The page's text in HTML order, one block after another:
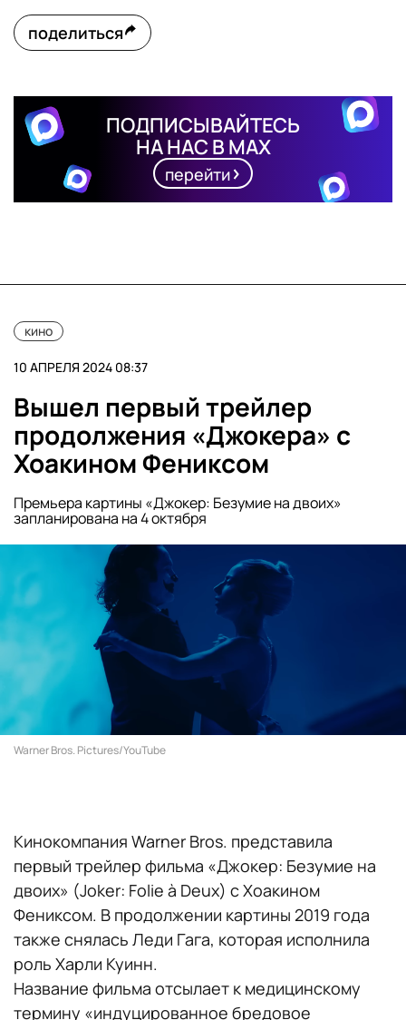
поделиться
ПОДПИСЫВАЙТЕСЬ
НА НАС В MAX
перейти
кино
10 АПРЕЛЯ 2024 08:37
Вышел первый трейлер
продолжения «Джокера» с
Хоакином Фениксом
Премьера картины «Джокер: Безумие на двоих»
запланирована на 4 октября
Warner Bros. Pictures/YouTube
Кинокомпания Warner Bros. представила
первый трейлер фильма «Джокер: Безумие на
двоих» (Joker: Folie à Deux) с Хоакином
Фениксом. В продолжении картины 2019 года
также снялась Леди Гага, которая исполнила
роль Харли Куинн.
Название фильма отсылает к медицинскому
термину «индуцированное бредовое